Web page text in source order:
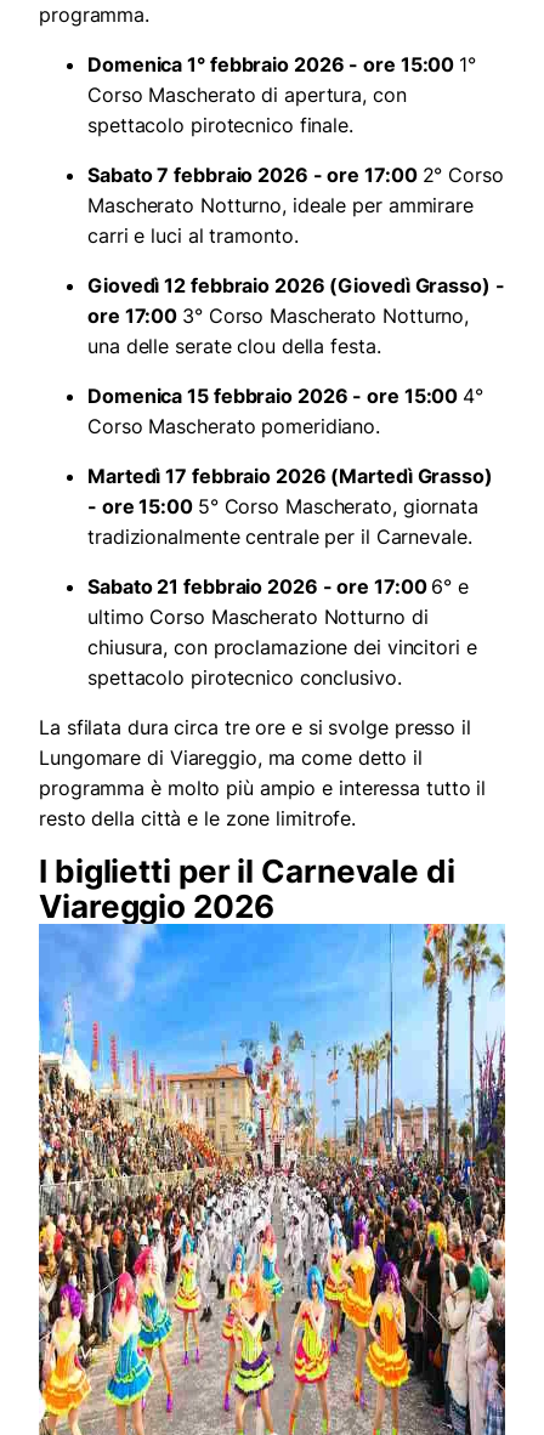
programma.
Domenica 1° febbraio 2026 - ore 15:00 1°
Corso Mascherato di apertura, con
spettacolo pirotecnico finale.
Sabato 7 febbraio 2026 - ore 17:00 2° Corso
Mascherato Notturno, ideale per ammirare
carri e luci al tramonto.
Giovedì 12 febbraio 2026 (Giovedì Grasso) -
ore 17:00 3° Corso Mascherato Notturno,
una delle serate clou della festa.
Domenica 15 febbraio 2026 - ore 15:00 4°
Corso Mascherato pomeridiano.
Martedì 17 febbraio 2026 (Martedì Grasso)
- ore 15:00 5° Corso Mascherato, giornata
tradizionalmente centrale per il Carnevale.
Sabato 21 febbraio 2026 - ore 17:00 6° e
ultimo Corso Mascherato Notturno di
chiusura, con proclamazione dei vincitori e
spettacolo pirotecnico conclusivo.
La sfilata dura circa tre ore e si svolge presso il
Lungomare di Viareggio, ma come detto il
programma è molto più ampio e interessa tutto il
resto della città e le zone limitrofe.
I biglietti per il Carnevale di
Viareggio 2026